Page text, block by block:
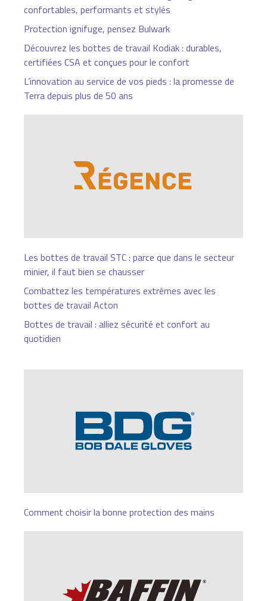
confortables, performants et stylés
Protection ignifuge, pensez Bulwark
Découvrez les bottes de travail Kodiak : durables,
certifiées CSA et conçues pour le confort
L’innovation au service de vos pieds : la promesse de
Terra depuis plus de 50 ans
Les bottes de travail STC : parce que dans le secteur
minier, il faut bien se chausser
Combattez les températures extrêmes avec les
bottes de travail Acton
Bottes de travail : alliez sécurité et confort au
quotidien
Comment choisir la bonne protection des mains